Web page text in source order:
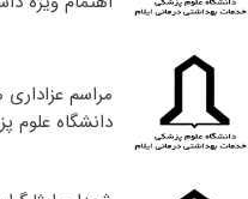
مراسم
دانشگاه علوم